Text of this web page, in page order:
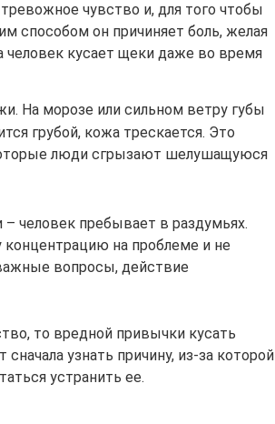
чувство и, для того чтобы
способом он причиняет боль, желая
человек кусает щеки даже во время
На морозе или сильном ветру губы
грубой, кожа трескается. Это
люди сгрызают шелушащуюся
человек пребывает в раздумьях.
на проблеме и не
вопросы, действие
то вредной привычки кусать
узнать причину, из-за которой
устранить ее.